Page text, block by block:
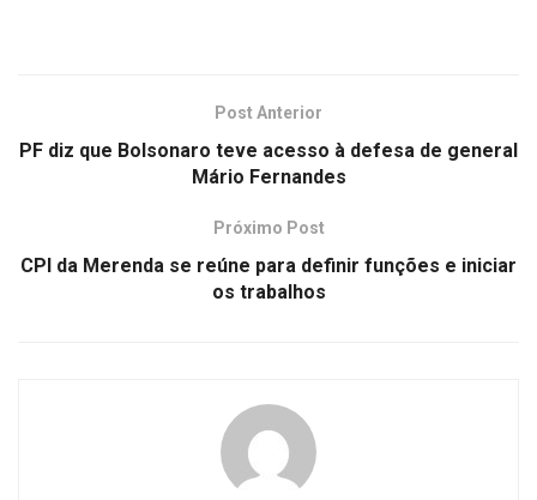
Post Anterior
PF diz que Bolsonaro teve acesso à defesa de general
Mário Fernandes
Próximo Post
CPI da Merenda se reúne para definir funções e iniciar
os trabalhos